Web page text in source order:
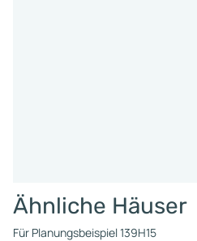
Ähnliche Häuser
Für Planungsbeispiel 139H15